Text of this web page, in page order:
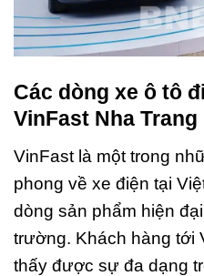
Các dòng xe ô tô
VinFast Nha
VinFast là một trong
phong về xe điện tại
dòng sản phẩm hiện
trường. Khách hàng tới
thấy được sự đa dạng